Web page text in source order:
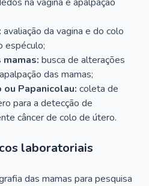
avaliação da vagina e do colo
espéculo;
mamas: busca de alterações
das mamas;
Papanicolau: coleta de
para a detecção de
câncer de colo de útero.
laboratoriais
das mamas para pesquisa